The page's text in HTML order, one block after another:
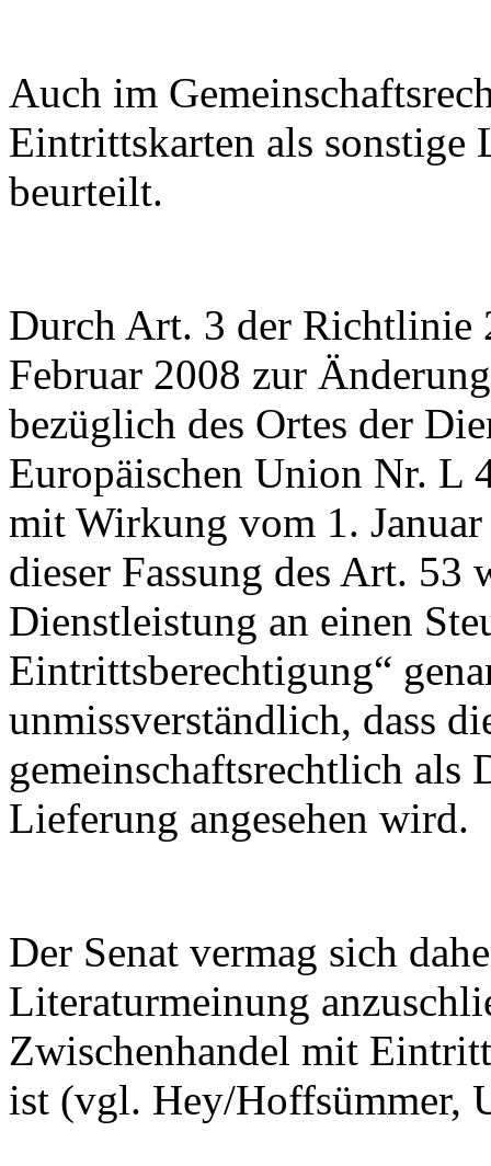
Auch im
Eintrittskarten als
beurteilt.
Durch Art. 3 der Richtlinie
Februar 2008 zur
bezüglich des Ortes der
Europäischen Union Nr. L
mit Wirkung vom 1.
dieser Fassung des Art.
Dienstleistung an einen
Eintrittsberechtigung“
unmissverständlich, dass
gemeinschaftsrechtlich als
Lieferung angesehen wird.
Der Senat vermag sich
Literaturmeinung
Zwischenhandel mit
ist (vgl. Hey/Hoffsümmer,